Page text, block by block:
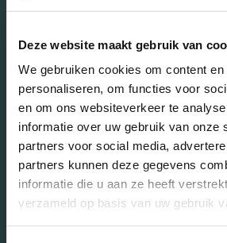
Deze website maakt gebruik van
We gebruiken cookies om content
personaliseren, om functies voor
en om ons websiteverkeer te
informatie over uw gebruik van onze
partners voor social media,
partners kunnen deze gegevens
informatie die u aan ze heeft
verzameld op basis van uw gebruik
Burgerlijke staat in wijk
Gehuwd
Leeftijd in wijk